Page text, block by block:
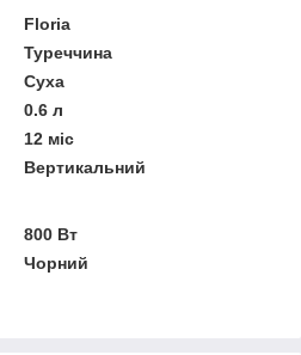
Floria
Туреччина
Суха
0.6 л
12 міс
Вертикальний
800 Вт
Чорний